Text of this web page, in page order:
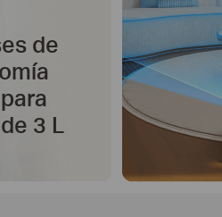
de
3 L